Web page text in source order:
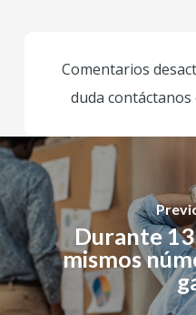
Comentarios
duda contáctanos
Durante
mismos